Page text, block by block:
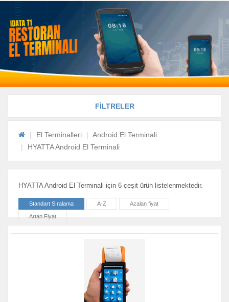
FİLTRELER
El Terminalleri
Android El Terminali
HYATTA Android El Terminali
HYATTA Android El Terminali için 6 çeşit ürün listelenmektedir.
Standart Sıralama A-Z Azalan fiyat
Artan Fiyat